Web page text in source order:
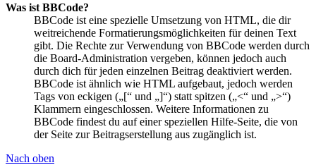
Was ist BBCode?
BBCode ist eine spezielle Umsetzung von HTML, die dir
weitreichende Formatierungsmöglichkeiten für deinen Text
gibt. Die Rechte zur Verwendung von BBCode werden durch
die Board-Administration vergeben, können jedoch auch
durch dich für jeden einzelnen Beitrag deaktiviert werden.
BBCode ist ähnlich wie HTML aufgebaut, jedoch werden
Tags von eckigen („[“ und „]“) statt spitzen („<“ und „>“)
Klammern eingeschlossen. Weitere Informationen zu
BBCode findest du auf einer speziellen Hilfe-Seite, die von
der Seite zur Beitragserstellung aus zugänglich ist.
Nach oben